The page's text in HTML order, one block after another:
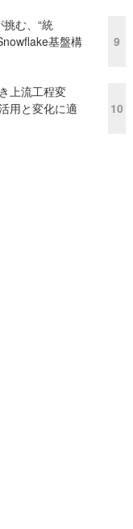
む、“統
基盤構
上流工程変
用と変化に適
9
10